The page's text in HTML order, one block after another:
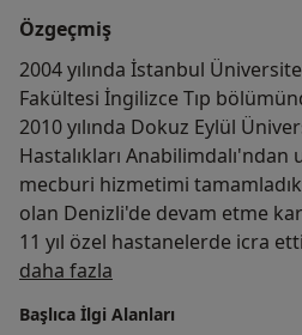
Özgeçmiş
2004 yılında İstanbul
Fakültesi İngilizce Tıp
2010 yılında Dokuz Eylül
Hastalıkları Anabilimdalı'ndan
mecburi hizmetimi
olan Denizli'de devam etme
11 yıl özel hastanelerde icra
kendi özel muayenehanemde
daha fazla
Başlıca İlgi Alanları